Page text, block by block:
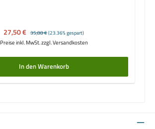
Verkaufspreis:
27,50 € Regulärer Preis:
35,88 €(23.36% gespart)
Preise inkl. MwSt. zzgl. Versandkosten
In den Warenkorb